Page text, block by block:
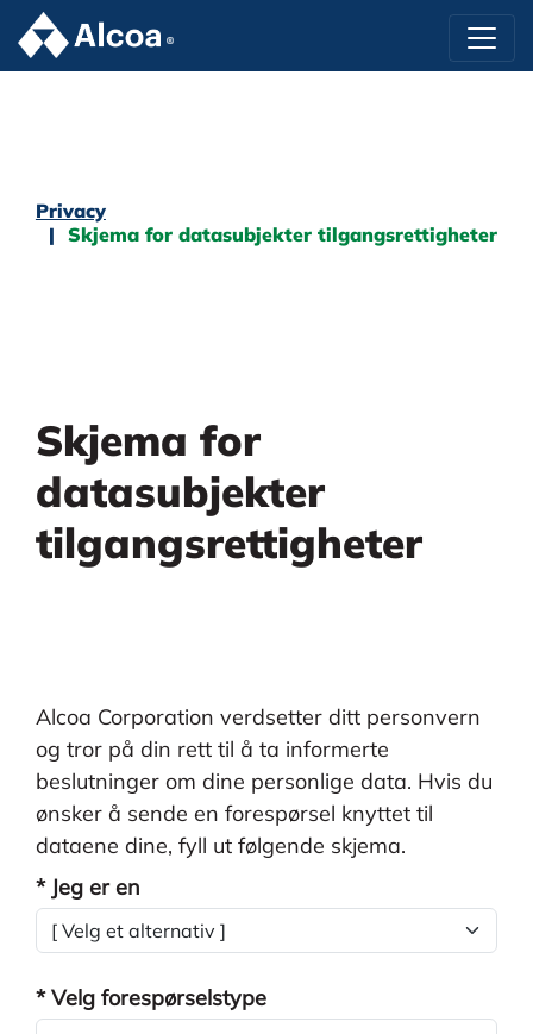
Privacy
Skjema for datasubjekter tilgangsrettigheter
Skjema for
datasubjekter
tilgangsrettigheter
Alcoa Corporation verdsetter ditt personvern
og tror på din rett til å ta informerte
beslutninger om dine personlige data. Hvis du
ønsker å sende en forespørsel knyttet til
dataene dine, fyll ut følgende skjema.
* Jeg er en
* Velg forespørselstype